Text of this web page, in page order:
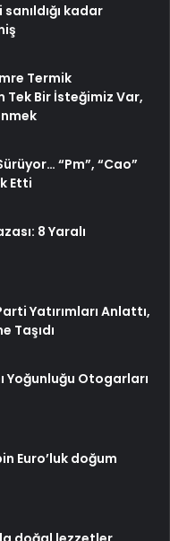
kadar
Termik
Tek Bir İsteğimiz Var,
“Pm”, “Cao”
Etti
8 Yaralı
Yatırımları Anlattı,
Taşıdı
Yoğunluğu Otogarları
Euro’luk doğum